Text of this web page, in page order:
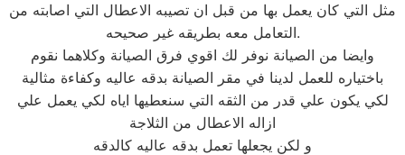
مثل التي كان يعمل بها من قبل ان تصيبه الاعطال التي اصابته من
التعامل معه بطريقه غير صحيحه.
وايضا من الصيانة نوفر لك اقوي فرق الصيانة وكلاهما نقوم
باختياره للعمل لدينا في مقر الصيانة بدقه عاليه وكفاءة مثالية
لكي يكون علي قدر من الثقه التي سنعطيها اياه لكي يعمل علي
ازاله الاعطال من الثلاجة
و لكن يجعلها تعمل بدقه عاليه كالدقه